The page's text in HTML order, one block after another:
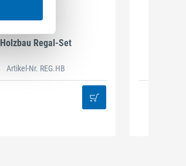
Holzbau Regal-Set
Artikel-Nr. REG.HB